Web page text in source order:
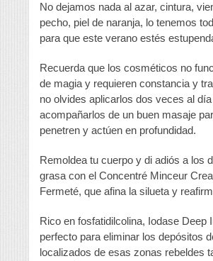
No dejamos nada al azar, cintura,
pecho, piel de naranja, lo tenemos
para que este verano estés
Recuerda que los cosméticos no
de magia y requieren constancia y
no olvides aplicarlos dos veces al
acompañarlos de un buen masaje
penetren y actúen en profundidad.
Remoldea tu cuerpo y di adiós a los
grasa con el Concentré Minceur
Fermeté, que afina la silueta y
Rico en fosfatidilcolina, Iodase Deep
perfecto para eliminar los depósitos
localizados de esas zonas rebeldes